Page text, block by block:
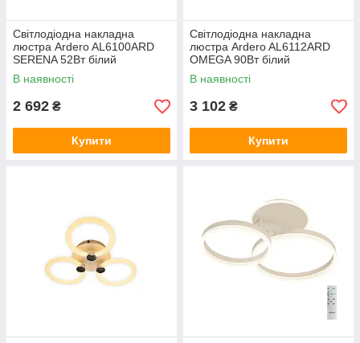
Світлодіодна накладна
люстра Ardero AL6100ARD
SERENA 52Вт білий
В наявності
2 692 ₴
Купити
Світлодіодна накладна
люстра Ardero AL6112ARD
OMEGA 90Вт білий
В наявності
3 102 ₴
Купити